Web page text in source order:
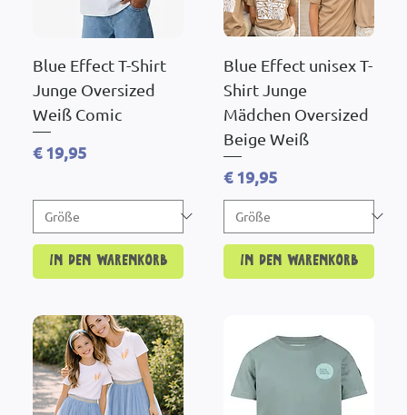
Blue Effect T-Shirt
Junge Oversized
Weiß Comic
Preis
€ 19,95
In den Warenkorb
Blue Effect unisex T-
Shirt Junge
Mädchen Oversized
Beige Weiß
Preis
€ 19,95
In den Warenkorb